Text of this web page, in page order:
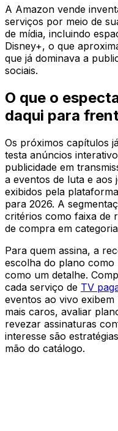
A Amazon vende
serviços por meio de
de mídia, incluindo
Disney+, o que
que já dominava a
sociais.
O que o
daqui para
Os próximos capítulos
testa anúncios
publicidade em
a eventos de luta e aos
exibidos pela
para 2026. A
critérios como faixa de
de compra em
Para quem assina, a
escolha do plano como
como um detalhe.
cada serviço de TV
eventos ao vivo
mais caros, avaliar
revezar assinaturas
interesse são
mão do catálogo.